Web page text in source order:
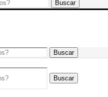
Buscar